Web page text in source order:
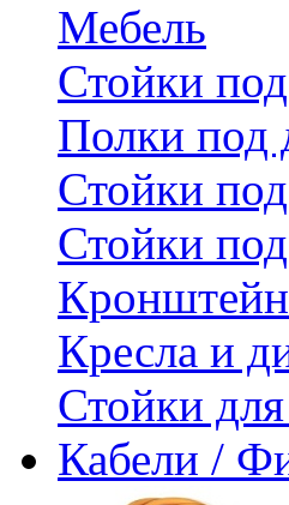
Мебель
Стойки
Полки под
Стойки
Стойки
Кресла и
Стойки
Кабели /